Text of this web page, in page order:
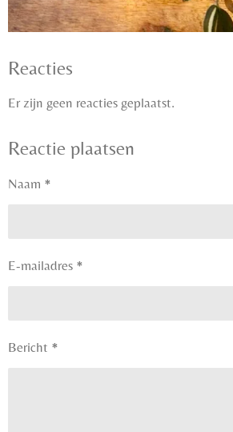
Reacties
Er zijn geen reacties geplaatst.
Reactie plaatsen
Naam *
E-mailadres *
Bericht *